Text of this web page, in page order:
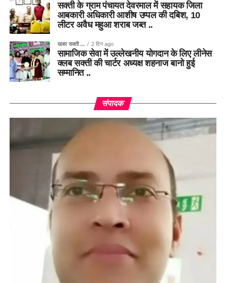
सक्ती के ग्राम पंचायत देवरमाल में सहायक जिला
आबकारी अधिकारी आशीष उप्पल की दबिश, 10
लीटर अवैध महुआ शराब जब्त ..
खबर सक्ती ... 2 दिन ago
सामाजिक सेवा में उल्लेखनीय योगदान के लिए लीनेस
क्लब सक्ती की चार्टर अध्यक्ष शहनाज बानो हुई
सम्मानित ..
संपादक